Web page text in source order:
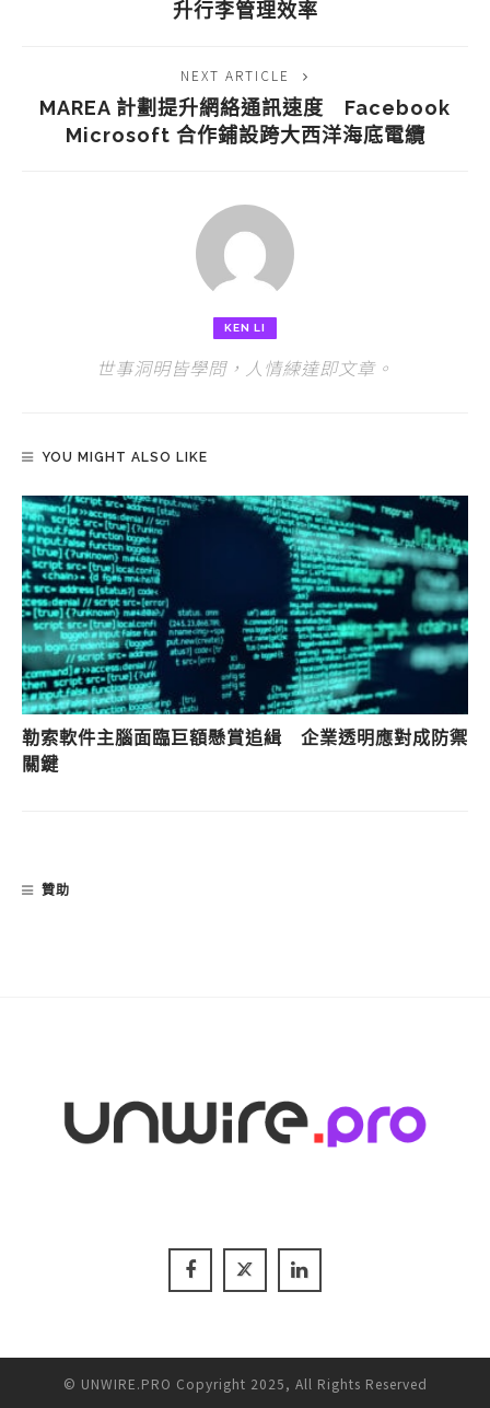
升行李管理效率
NEXT ARTICLE
MAREA 計劃提升網絡通訊速度 Facebook
Microsoft 合作鋪設跨大西洋海底電纜
KEN LI
世事洞明皆學問，人情練達即文章。
YOU MIGHT ALSO LIKE
勒索軟件主腦面臨巨額懸賞追緝 企業透明應對成防禦
關鍵
贊助
© UNWIRE.PRO Copyright 2025, All Rights Reserved